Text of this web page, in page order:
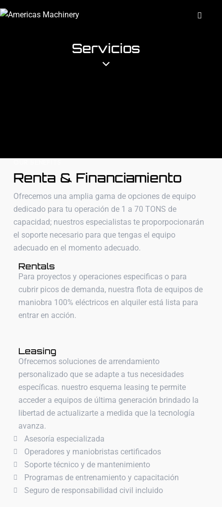
Servicios
Renta & Financiamiento
Ofrecemos una amplia gama de opciones de equipo
dedicado para tu operación de 1 a 70 TONS de
capacidad; nuestros especialistas te proporpocionarán
el soporte necesario para que tengas el equipo
adecuado en el momento adecuado.
Rentals
Para proyectos y operaciones especificas o para
cubrir picos de demanda, nuestra flota de equipos de
maniobra 100% eléctricos en alquiler está lista para
entrar en acción.
Leasing
Ofrecemos soluciones de arrendamiento
personalizado que se adapte a tus necesidades
específicas. nuestro esquema leasing te permite
acceder a equipos de última generación brindado la
libertad de actualizarte a medida que la tecnología
avanza.
Asesoría especializada
Operadores y maniobristas certificados
Soporte técnico y de mantenimiento
Programas de entrenamiento y capacitación
Seguro de responsabilidad civil incluido